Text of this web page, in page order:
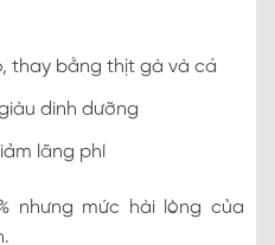
thay bằng thịt gà và cá
dinh dưỡng
lãng phí
nhưng mức hài lòng của